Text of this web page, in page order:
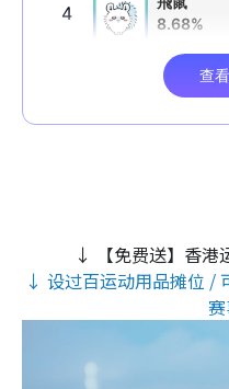
↓ 【免费送】香港
↓ 设过百运动用品摊位 /